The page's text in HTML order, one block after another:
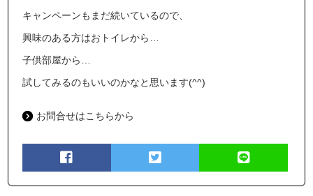
キャンペーンもまだ続いているので、
興味のある方はおトイレから…
子供部屋から…
試してみるのもいいのかなと思います(^^)
お問合せはこちらから